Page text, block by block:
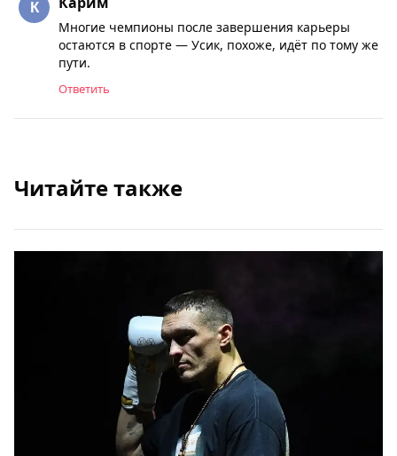
Многие чемпионы после завершения карьеры
остаются в спорте — Усик, похоже, идёт по тому же
пути.
Ответить
Читайте также